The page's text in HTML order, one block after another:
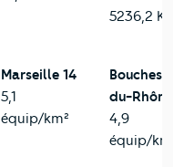
5236,2 Km²
Marseille 14
5,1
équip/km²
Bouches-
du-Rhône
4,9
équip/km²